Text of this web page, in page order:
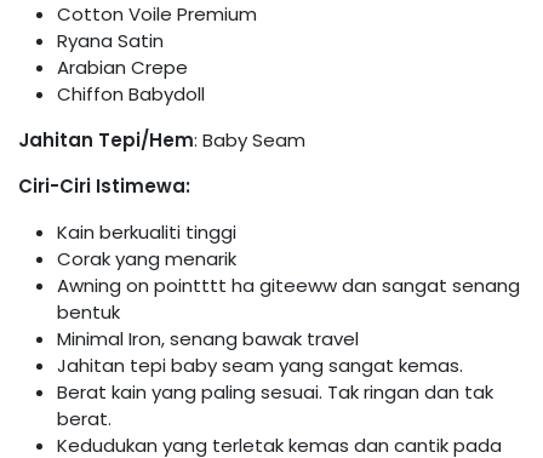
Cotton Voile Premium
Ryana Satin
Arabian Crepe
Chiffon Babydoll
Jahitan Tepi/Hem: Baby Seam
Ciri-Ciri Istimewa:
Kain berkualiti tinggi
Corak yang menarik
Awning on pointttt ha giteeww dan sangat senang
bentuk
Minimal Iron, senang bawak travel
Jahitan tepi baby seam yang sangat kemas.
Berat kain yang paling sesuai. Tak ringan dan tak
berat.
Kedudukan yang terletak kemas dan cantik pada